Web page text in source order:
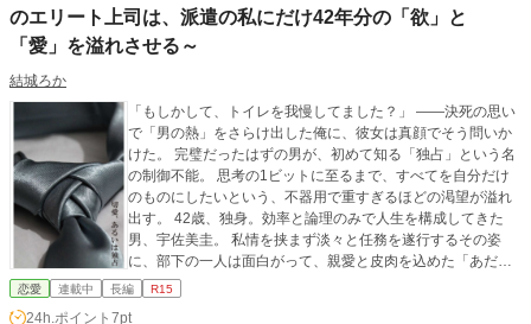
のエリート上司は、派遣の私にだけ42年分の「欲」と
「愛」を溢れさせる～
結城ろか
「もしかして、トイレを我慢してました？」 ——決死の思い
で「男の熱」をさらけ出した俺に、彼女は真顔でそう問いか
けた。 完璧だったはずの男が、初めて知る「独占」という名
の制御不能。 思考の1ビットに至るまで、すべてを自分だけ
のものにしたいという、不器用で重すぎるほどの渇望が溢れ
出す。 42歳、独身。効率と論理のみで人生を構成してきた
男、宇佐美圭。 私情を挟まず淡々と任務を遂行するその姿
に、部下の一人は面白がって、親愛と皮肉を込めた「あだ
名」をつけた。 「誰にも必要とされない、透明な存在」とし
恋愛 連載中 長編 R15
24h.ポイント 7pt